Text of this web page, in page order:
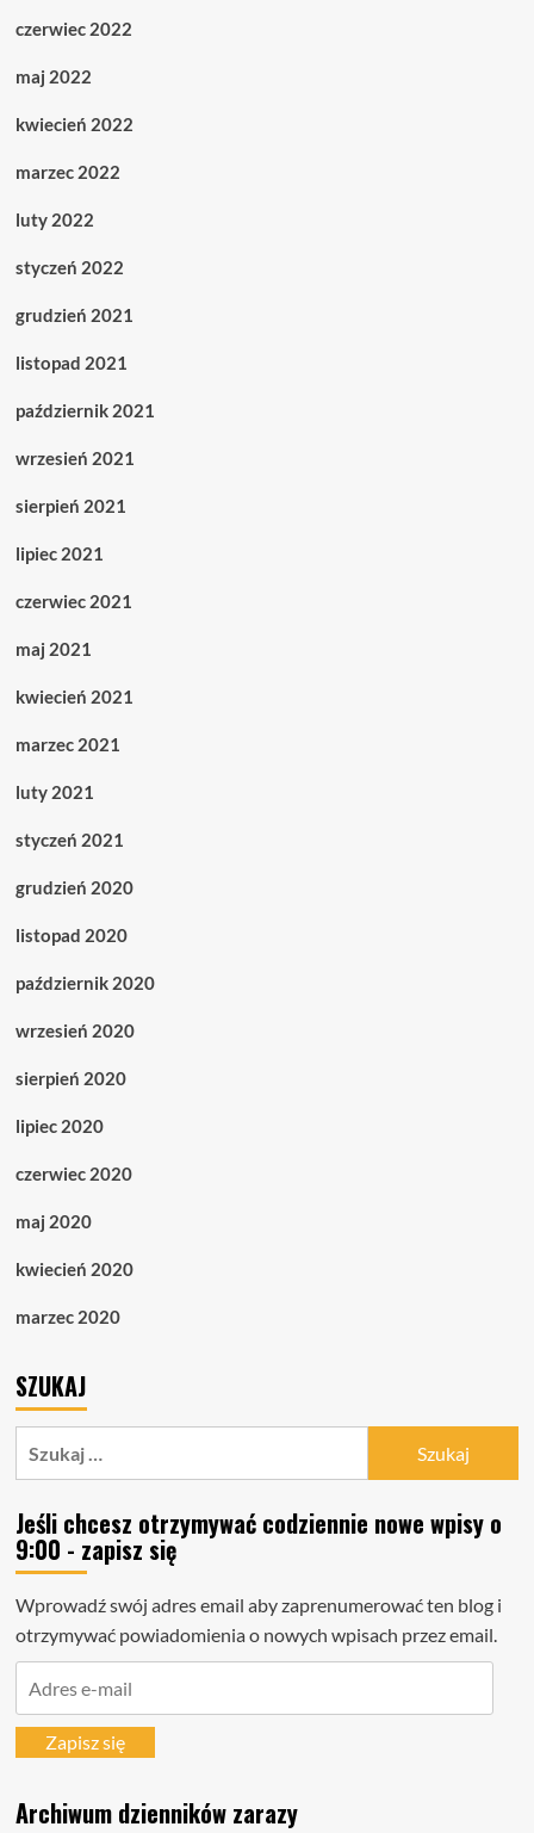
czerwiec 2022
maj 2022
kwiecień 2022
marzec 2022
luty 2022
styczeń 2022
grudzień 2021
listopad 2021
październik 2021
wrzesień 2021
sierpień 2021
lipiec 2021
czerwiec 2021
maj 2021
kwiecień 2021
marzec 2021
luty 2021
styczeń 2021
grudzień 2020
listopad 2020
październik 2020
wrzesień 2020
sierpień 2020
lipiec 2020
czerwiec 2020
maj 2020
kwiecień 2020
marzec 2020
SZUKAJ
Jeśli chcesz otrzymywać codziennie nowe wpisy o
9:00 - zapisz się
Wprowadź swój adres email aby zaprenumerować ten blog i
otrzymywać powiadomienia o nowych wpisach przez email.
mailZapisz się
Archiwum dzienników zarazy